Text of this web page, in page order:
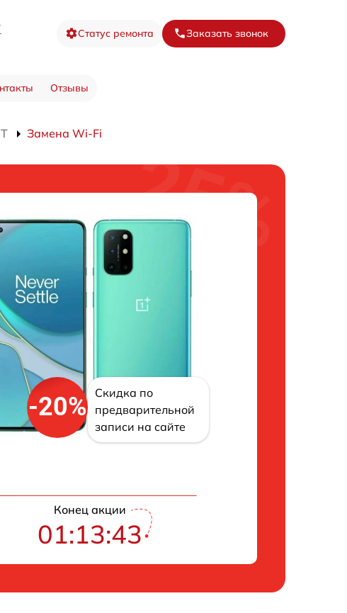
Статус ремонта Заказать звонок
Отзывы
Замена Wi-Fi
-20%
Скидка по
предварительной
записи на сайте
Конец акции
01:13:43